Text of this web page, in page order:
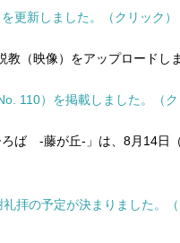
更新しました。（クリック）
（映像）をアップロードしま
110）を掲載しました。（ク
ば -藤が丘-」は、8月14日
拝の予定が決まりました。（